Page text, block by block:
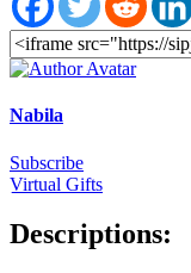
Nabila
Subscribe
Virtual Gifts
Descriptions: